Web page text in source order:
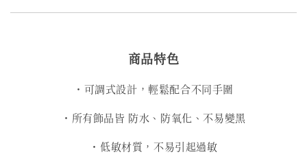
商品特色
・可調式設計，輕鬆配合不同手圍
・所有飾品皆 防水、防氧化、不易變黑
・低敏材質，不易引起過敏